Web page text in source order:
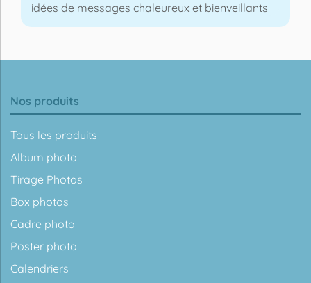
idées de messages chaleureux et bienveillants
Nos produits
Tous les produits
Album photo
Tirage Photos
Box photos
Cadre photo
Poster photo
Calendriers